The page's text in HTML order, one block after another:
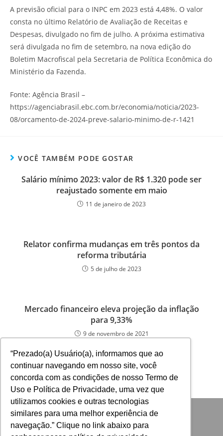
“Prezado(a) Usuário(a), informamos que ao
continuar navegando em nosso site, você
concorda com as condições de nosso Termo de
Uso e Política de Privacidade, uma vez que
utilizamos cookies e outras tecnologias
similares para uma melhor experiência de
navegação.” Clique no link abaixo para
A previsão oficial para o INPC em 2023 está 4,48%. O valor
consta no último Relatório de Avaliação de Receitas e
Despesas, divulgado no fim de julho. A próxima estimativa
será divulgada no fim de setembro, na nova edição do
Boletim Macrofiscal pela Secretaria de Política Econômica do
Ministério da Fazenda.
Fonte: Agência Brasil –
https://agenciabrasil.ebc.com.br/economia/noticia/2023-
08/orcamento-de-2024-preve-salario-minimo-de-r-1421
VOCÊ TAMBÉM PODE GOSTAR
Salário mínimo 2023: valor de R$ 1.320 pode ser
reajustado somente em maio
11 de janeiro de 2023
Relator confirma mudanças em três pontos da
reforma tributária
5 de julho de 2023
Mercado financeiro eleva projeção da inflação
para 9,33%
9 de novembro de 2021